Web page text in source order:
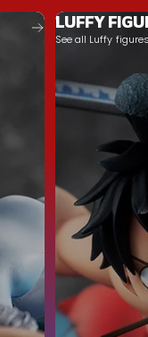
LUFFY
See all Luffy